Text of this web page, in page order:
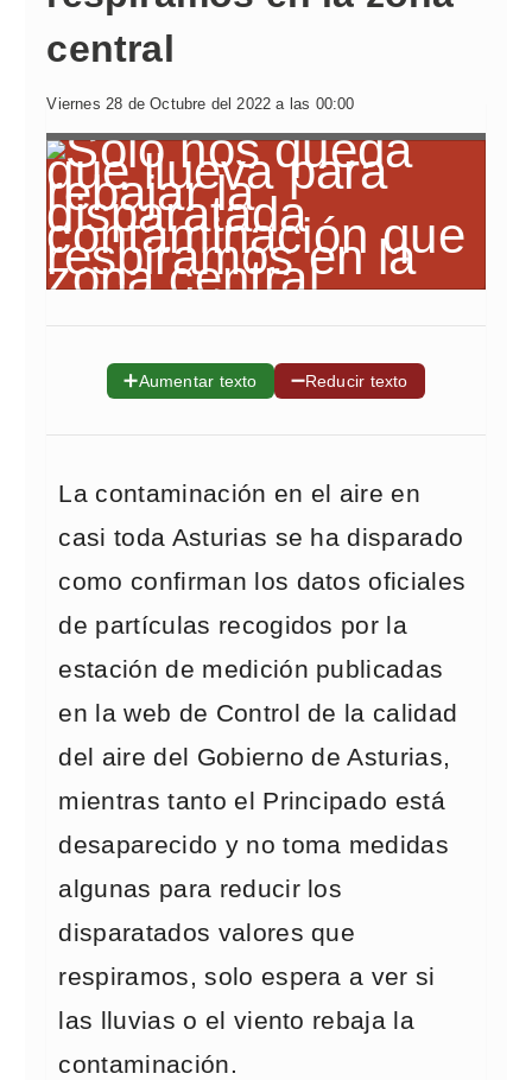
central
Viernes 28 de Octubre del 2022 a las 00:00
➕Aumentar texto ➖Reducir texto
La contaminación en el aire en
casi toda Asturias se ha disparado
como confirman los datos oficiales
de partículas recogidos por la
estación de medición publicadas
en la web de Control de la calidad
del aire del Gobierno de Asturias,
mientras tanto el Principado está
desaparecido y no toma medidas
algunas para reducir los
disparatados valores que
respiramos, solo espera a ver si
las lluvias o el viento rebaja la
contaminación.